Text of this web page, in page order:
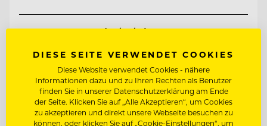
CHEF DE RANG (M/W/D) AM KNAPPENHOF
Entdecke alle Jobs
DIESE SEITE VERWENDET COOKIES
Diese Website verwendet Cookies - nähere
Informationen dazu und zu Ihren Rechten als Benutzer
finden Sie in unserer Datenschutzerklärung am Ende
der Seite. Klicken Sie auf „Alle Akzeptieren“, um Cookies
zu akzeptieren und direkt unsere Webseite besuchen zu
können, oder klicken Sie auf „Cookie-Einstellungen“, um